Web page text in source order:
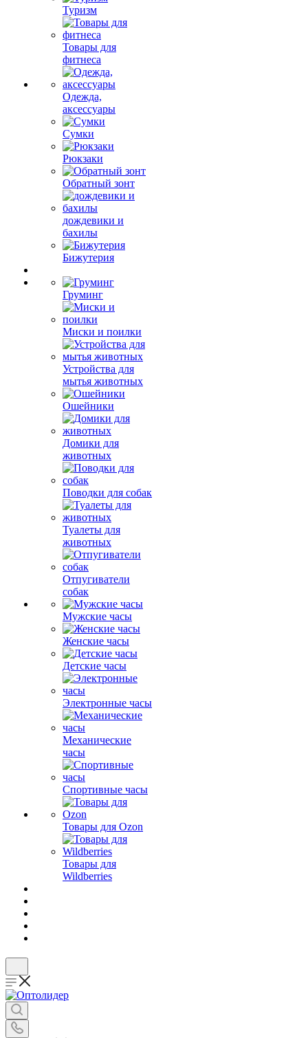
Туризм
Товары для
фитнеса
Одежда,
аксессуары
Сумки
Рюкзаки
Обратный зонт
дождевики и
бахилы
Бижутерия
Груминг
Миски и поилки
Устройства для
мытья животных
Ошейники
Домики для
животных
Поводки для собак
Туалеты для
животных
Отпугиватели
собак
Мужские часы
Женские часы
Детские часы
Электронные часы
Механические
часы
Спортивные часы
Товары для Ozon
Товары для
Wildberries